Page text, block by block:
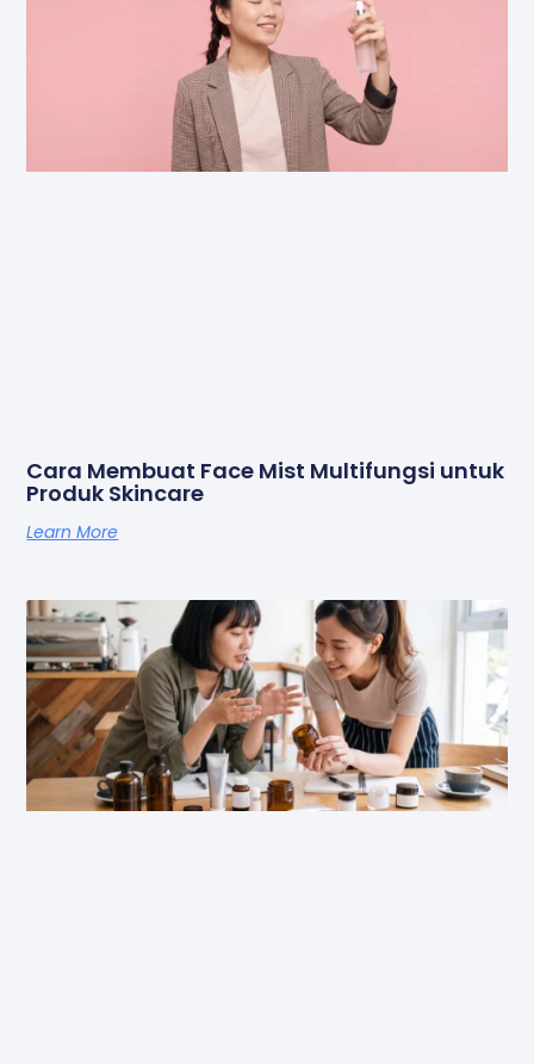
Cara Membuat Face Mist Multifungsi untuk
Produk Skincare
Learn More